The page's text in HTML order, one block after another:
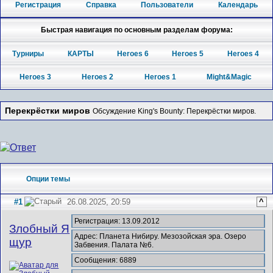
Регистрация Справка Пользователи Календарь
Быстрая навигация по основным разделам форума:
Турниры КАРТЫ Heroes 6 Heroes 5 Heroes 4
Heroes 3 Heroes 2 Heroes 1 Might&Magic
Перекрёстки миров Обсуждение King's Bounty: Перекрёстки миров.
Опции темы
#1 26.08.2025, 20:59 ^
Злобный Я
щур
Регистрация: 13.09.2012
Адрес: Планета Нибиру. Мезозойская эра. Озеро
Забвения. Палата №6.
Сообщения: 6889